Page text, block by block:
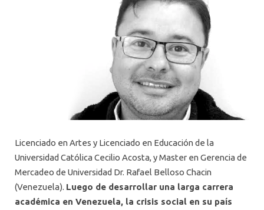
Licenciado en Artes y Licenciado en Educación de la
Universidad Católica Cecilio Acosta, y Master en Gerencia de
Mercadeo de Universidad Dr. Rafael Belloso Chacin
(Venezuela). Luego de desarrollar una larga carrera
académica en Venezuela, la crisis social en su país